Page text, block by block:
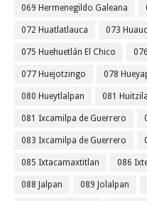
069 Hermenegildo Galeana
072 Huatlatlauca 073
075 Huehuetlán El Chico
077 Huejotzingo 078
080 Hueytlalpan 081
081 Ixcamilpa de Guerrero
083 Ixcamilpa de Guerrero
085 Ixtacamaxtitlan 086
088 Jalpan 089 Jolalpan